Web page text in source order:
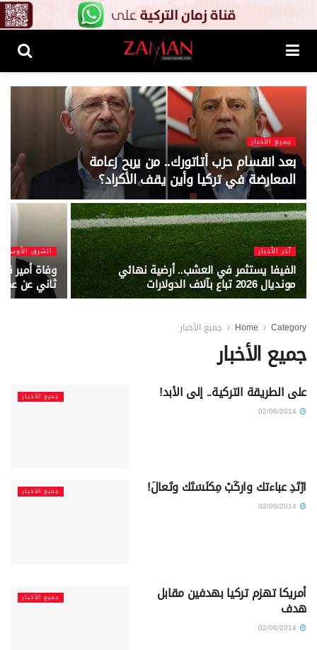
جميع الأخبار
بعد انقسام حزب أتاتورك.. من يربح زعامة
المعارضة في تركيا وأين يقف الأكراد؟
آخر الأخبار
الفيفا يستثمر في العشب.. أرضية نهائي
مونديال 2026 تباع بآلاف الدولارات
الشرق الأوسط
وفاة أمير
ثاني عن عمر 74
Home Category جميع الأخبار
جميع الأخبار
جميع الأخبار على الطريقة التركية.. إلى الأبد!
جميع الأخبار ارْتَدِ عباءتك واركَبْ مِكنَسَتَك وتَعالَ!
جميع الأخبار أمريكا تهزم تركيا بهدفين مقابل
هدف